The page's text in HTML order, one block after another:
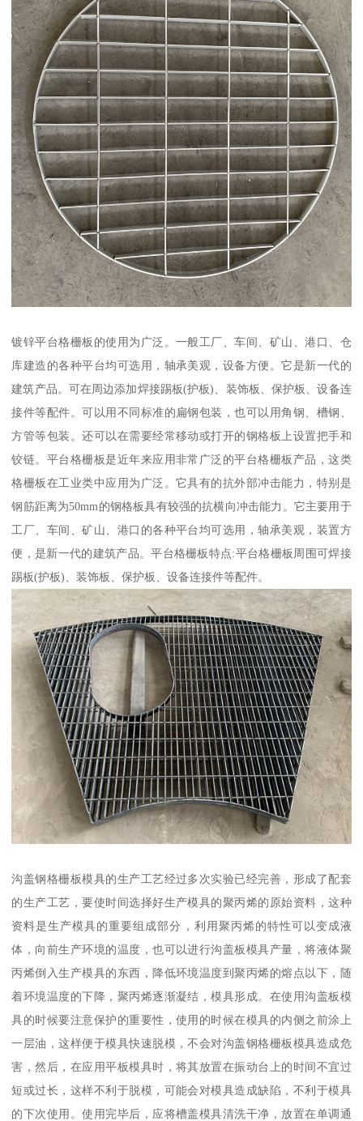
镀锌平台格栅板的使用为广泛。一般工厂、车间、矿山、港口、仓
库建造的各种平台均可选用，轴承美观，设备方便。它是新一代的
建筑产品。可在周边添加焊接踢板(护板)、装饰板、保护板、设备连
接件等配件。可以用不同标准的扁钢包装，也可以用角钢、槽钢、
方管等包装。还可以在需要经常移动或打开的钢格板上设置把手和
铰链。平台格栅板是近年来应用非常广泛的平台格栅板产品，这类
格栅板在工业类中应用为广泛。它具有的抗外部冲击能力，特别是
钢筋距离为50mm的钢格板具有较强的抗横向冲击能力。它主要用于
工厂、车间、矿山、港口的各种平台均可选用，轴承美观，装置方
便，是新一代的建筑产品。平台格栅板特点:平台格栅板周围可焊接
踢板(护板)、装饰板、保护板、设备连接件等配件。
沟盖钢格栅板模具的生产工艺经过多次实验已经完善，形成了配套
的生产工艺，要使时间选择好生产模具的聚丙烯的原始资料，这种
资料是生产模具的重要组成部分，利用聚丙烯的特性可以变成液
体，向前生产环境的温度，也可以进行沟盖板模具产量，将液体聚
丙烯倒入生产模具的东西，降低环境温度到聚丙烯的熔点以下，随
着环境温度的下降，聚丙烯逐渐凝结，模具形成。在使用沟盖板模
具的时候要注意保护的重要性，使用的时候在模具的内侧之前涂上
一层油，这样便于模具快速脱模，不会对沟盖钢格栅板模具造成危
害，然后，在应用平板模具时，将其放置在振动台上的时间不宜过
短或过长，这样不利于脱模，可能会对模具造成缺陷，不利于模具
的下次使用。使用完毕后，应将槽盖模具清洗干净，放置在单调通